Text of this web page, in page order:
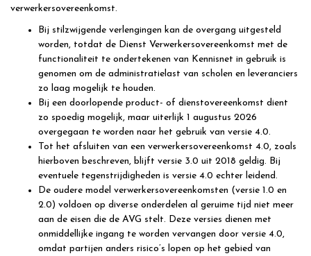
verwerkersovereenkomst.
Bij stilzwijgende verlengingen kan de overgang uitgesteld
worden, totdat de Dienst Verwerkersovereenkomst met de
functionaliteit te ondertekenen van Kennisnet in gebruik is
genomen om de administratielast van scholen en leveranciers
zo laag mogelijk te houden.
Bij een doorlopende product- of dienstovereenkomst dient
zo spoedig mogelijk, maar uiterlijk 1 augustus 2026
overgegaan te worden naar het gebruik van versie 4.0.
Tot het afsluiten van een verwerkersovereenkomst 4.0, zoals
hierboven beschreven, blijft versie 3.0 uit 2018 geldig. Bij
eventuele tegenstrijdigheden is versie 4.0 echter leidend.
De oudere model verwerkersovereenkomsten (versie 1.0 en
2.0) voldoen op diverse onderdelen al geruime tijd niet meer
aan de eisen die de AVG stelt. Deze versies dienen met
onmiddellijke ingang te worden vervangen door versie 4.0,
omdat partijen anders risico’s lopen op het gebied van